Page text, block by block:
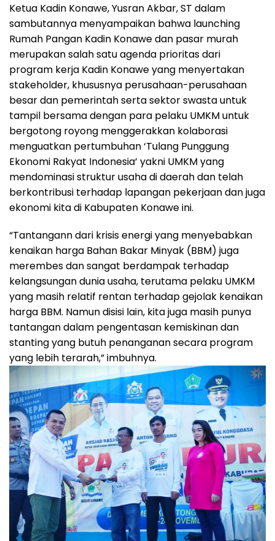
Ketua Kadin Konawe, Yusran Akbar, ST dalam
sambutannya menyampaikan bahwa launching
Rumah Pangan Kadin Konawe dan pasar murah
merupakan salah satu agenda prioritas dari
program kerja Kadin Konawe yang menyertakan
stakeholder, khususnya perusahaan-perusahaan
besar dan pemerintah serta sektor swasta untuk
tampil bersama dengan para pelaku UMKM untuk
bergotong royong menggerakkan kolaborasi
menguatkan pertumbuhan ‘Tulang Punggung
Ekonomi Rakyat Indonesia’ yakni UMKM yang
mendominasi struktur usaha di daerah dan telah
berkontribusi terhadap lapangan pekerjaan dan juga
ekonomi kita di Kabupaten Konawe ini.
“Tantangann dari krisis energi yang menyebabkan
kenaikan harga Bahan Bakar Minyak (BBM) juga
merembes dan sangat berdampak terhadap
kelangsungan dunia usaha, terutama pelaku UMKM
yang masih relatif rentan terhadap gejolak kenaikan
harga BBM. Namun disisi lain, kita juga masih punya
tantangan dalam pengentasan kemiskinan dan
stanting yang butuh penanganan secara program
yang lebih terarah,” imbuhnya.